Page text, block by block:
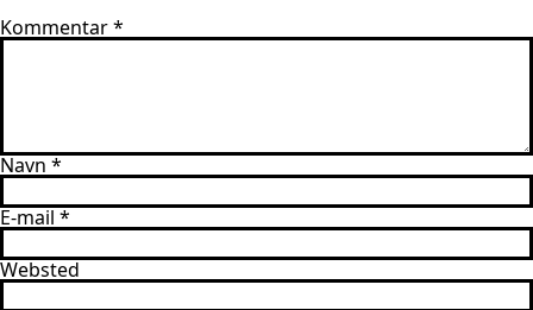
Kommentar*
Navn*
E-mail*
Websted